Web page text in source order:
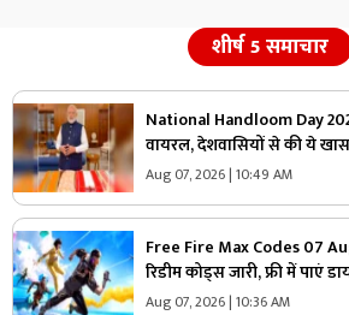
शीर्ष 5 समाचार
National Handloom Day
वायरल, देशवासियों से की ये
Aug 07, 2026 | 10:49 AM
Free Fire Max Codes 07
रिडीम कोड्स जारी, फ्री में पाएं
कोड आपको बना सकता है गेम का
Aug 07, 2026 | 10:36 AM